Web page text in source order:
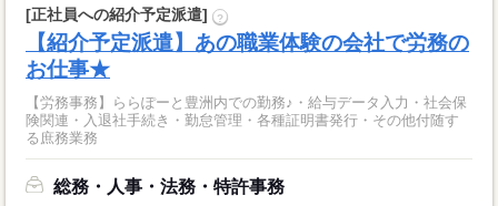
[正社員への紹介予定派遣] ?
【紹介予定派遣】あの職業体験の会社で労務の
お仕事★
【労務事務】ららぽーと豊洲内での勤務♪・給与データ入力・社会保
険関連・入退社手続き・勤怠管理・各種証明書発行・その他付随す
る庶務業務
総務・人事・法務・特許事務